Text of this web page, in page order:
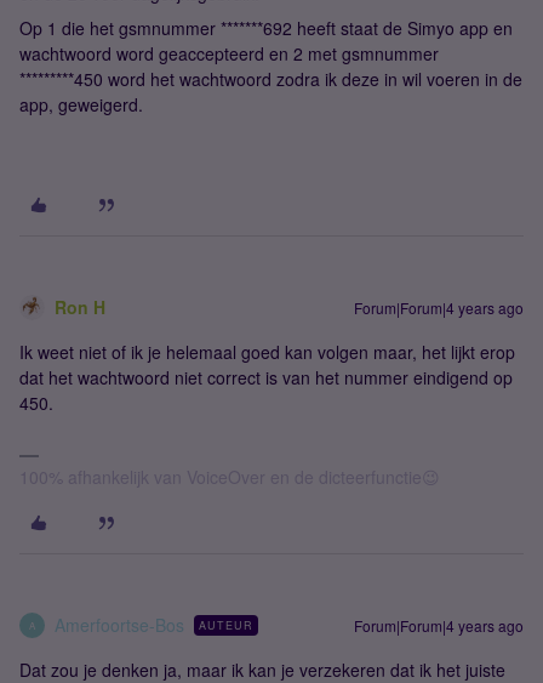
Op 1 die het gsmnummer *******692 heeft staat de Simyo app en
wachtwoord word geaccepteerd en 2 met gsmnummer
*********450 word het wachtwoord zodra ik deze in wil voeren in de
app, geweigerd.
Ron H Forum|Forum|4 years ago
Ik weet niet of ik je helemaal goed kan volgen maar, het lijkt erop
dat het wachtwoord niet correct is van het nummer eindigend op
450.
100% afhankelijk van VoiceOver en de dicteerfunctie😉
A Amerfoortse-Bos AUTEUR Forum|Forum|4 years ago
Dat zou je denken ja, maar ik kan je verzekeren dat ik het juiste